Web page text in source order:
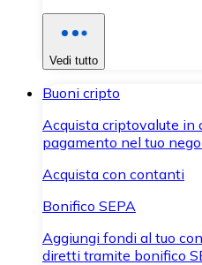
Vedi tutto
Buoni cripto
Acquista criptovalute in
pagamento nel tuo
Acquista con contanti
Bonifico SEPA
Aggiungi fondi al tuo
diretti tramite bonifico